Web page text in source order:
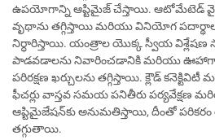
ఉపయోగాన్ని ఆప్టిమైజ్ చేస్తాయి. ఆటోమేటెడ్
వృథాను తగ్గిస్తాయి మరియు వినియోగ
నిర్ధారిస్తాయి. యంత్రాల యొక్క స్వీయ విశ్లేషణ
పాడవడాలను నివారించడానికి మరియు ఊహాగాన
పరిరక్షణ ఖర్చులను తగ్గిస్తాయి. క్లౌడ్
ఫీచర్లు వాస్తవ సమయ పనితీరు పర్యవేక్షణ
ఆప్టిమైజేషన్‌కు అనుమతిస్తాయి, దీంతో పరికరం
తగ్గుతాయి.